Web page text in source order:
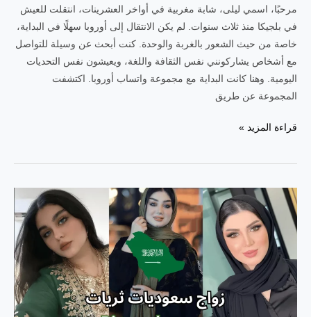
مرحبًا، اسمي ليلى، شابة مغربية في أواخر العشرينات، انتقلت للعيش
في بلجيكا منذ ثلاث سنوات. لم يكن الانتقال إلى أوروبا سهلًا في البداية،
خاصة من حيث الشعور بالغربة والوحدة. كنت أبحث عن وسيلة للتواصل
مع أشخاص يشاركونني نفس الثقافة واللغة، ويعيشون نفس التحديات
اليومية. وهنا كانت البداية مع مجموعة واتساب أوروبا. اكتشفت
المجموعة عن طريق
مجموعة
أوروبا
قراءة المزيد »